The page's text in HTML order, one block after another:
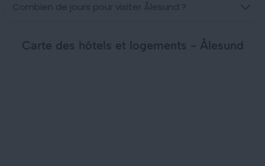
Combien de jours pour visiter Ålesund ?
Carte des hôtels et logements - Ålesund